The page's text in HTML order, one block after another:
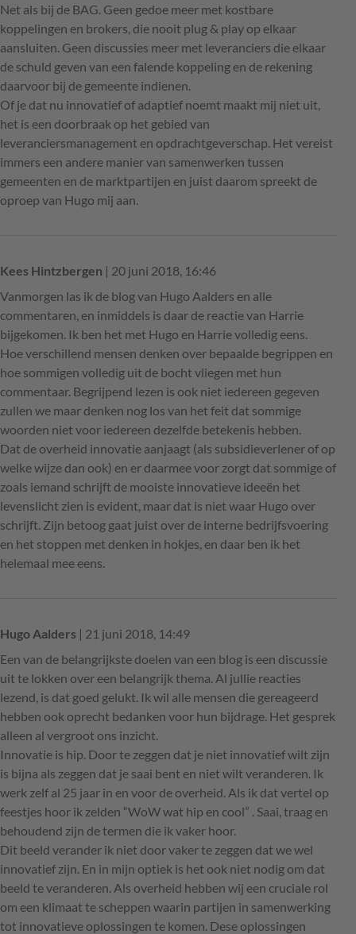
Net als bij de BAG. Geen gedoe meer met kostbare
koppelingen en brokers, die nooit plug & play op elkaar
aansluiten. Geen discussies meer met leveranciers die elkaar
de schuld geven van een falende koppeling en de rekening
daarvoor bij de gemeente indienen.
Of je dat nu innovatief of adaptief noemt maakt mij niet uit,
het is een doorbraak op het gebied van
leveranciersmanagement en opdrachtgeverschap. Het vereist
immers een andere manier van samenwerken tussen
gemeenten en de marktpartijen en juist daarom spreekt de
oproep van Hugo mij aan.
Kees Hintzbergen | 20 juni 2018, 16:46
Vanmorgen las ik de blog van Hugo Aalders en alle
commentaren, en inmiddels is daar de reactie van Harrie
bijgekomen. Ik ben het met Hugo en Harrie volledig eens.
Hoe verschillend mensen denken over bepaalde begrippen en
hoe sommigen volledig uit de bocht vliegen met hun
commentaar. Begrijpend lezen is ook niet iedereen gegeven
zullen we maar denken nog los van het feit dat sommige
woorden niet voor iedereen dezelfde betekenis hebben.
Dat de overheid innovatie aanjaagt (als subsidieverlener of op
welke wijze dan ook) en er daarmee voor zorgt dat sommige of
zoals iemand schrijft de mooiste innovatieve ideeën het
levenslicht zien is evident, maar dat is niet waar Hugo over
schrijft. Zijn betoog gaat juist over de interne bedrijfsvoering
en het stoppen met denken in hokjes, en daar ben ik het
helemaal mee eens.
Hugo Aalders | 21 juni 2018, 14:49
Een van de belangrijkste doelen van een blog is een discussie
uit te lokken over een belangrijk thema. Al jullie reacties
lezend, is dat goed gelukt. Ik wil alle mensen die gereageerd
hebben ook oprecht bedanken voor hun bijdrage. Het gesprek
alleen al vergroot ons inzicht.
Innovatie is hip. Door te zeggen dat je niet innovatief wilt zijn
is bijna als zeggen dat je saai bent en niet wilt veranderen. Ik
werk zelf al 25 jaar in en voor de overheid. Als ik dat vertel op
feestjes hoor ik zelden “WoW wat hip en cool” . Saai, traag en
behoudend zijn de termen die ik vaker hoor.
Dit beeld verander ik niet door vaker te zeggen dat we wel
innovatief zijn. En in mijn optiek is het ook niet nodig om dat
beeld te veranderen. Als overheid hebben wij een cruciale rol
om een klimaat te scheppen waarin partijen in samenwerking
tot innovatieve oplossingen te komen. Dese oplossingen